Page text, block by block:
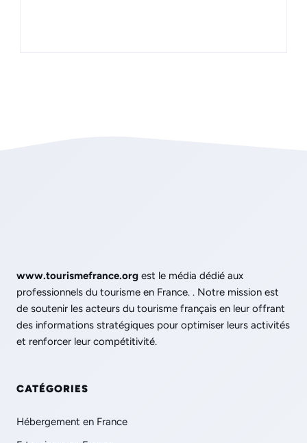
www.tourismefrance.org est le média dédié aux
professionnels du tourisme en France. . Notre mission est
de soutenir les acteurs du tourisme français en leur offrant
des informations stratégiques pour optimiser leurs activités
et renforcer leur compétitivité.
CATÉGORIES
Hébergement en France